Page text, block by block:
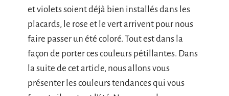
et violets soient déjà bien installés dans les
placards, le rose et le vert arrivent pour nous
faire passer un été coloré. Tout est dans la
façon de porter ces couleurs pétillantes. Dans
la suite de cet article, nous allons vous
présenter les couleurs tendances qui vous